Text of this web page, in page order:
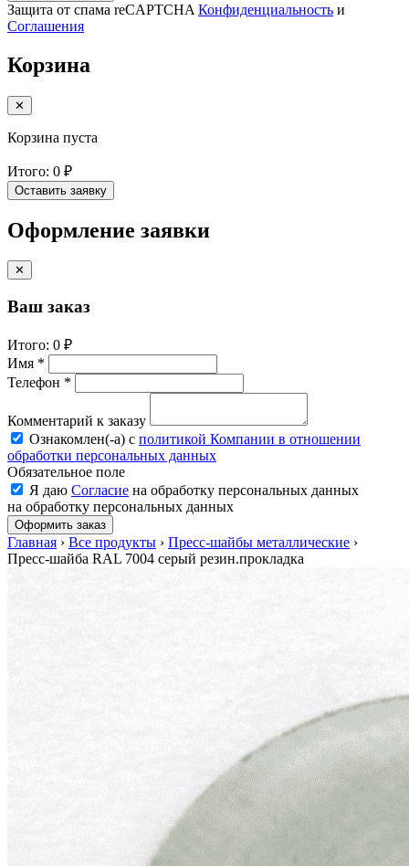
Защита от спама reCAPTCHA Конфиденциальность и
Соглашения
Корзина
✕
Корзина пуста
Итого: 0 ₽
Оставить заявку
Оформление заявки
✕
Ваш заказ
Итого: 0 ₽
Имя *
Телефон *
Комментарий к заказу
Ознакомлен(-a) с политикой Компании в отношении
обработки персональных данных
Обязательное поле
Я даю Согласие на обработку персональных данных
на обработку персональных данных
Оформить заказ
Главная › Все продукты › Пресс-шайбы металлические ›
Пресс-шайба RAL 7004 серый резин.прокладка